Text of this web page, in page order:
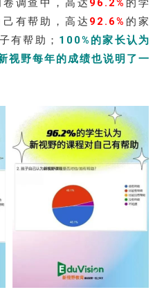
调查中，高达 96.2% 的学
有帮助，高达 92.6% 的家
有帮助； 100%的家长认为
视野每年的成绩也说明了一